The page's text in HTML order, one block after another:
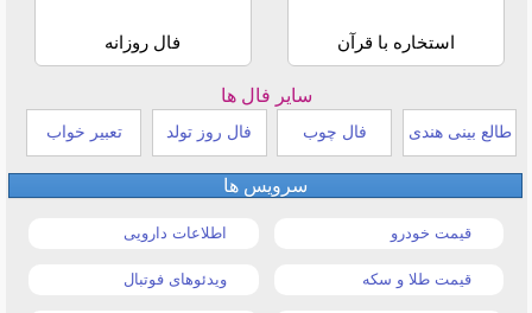
استخاره با قرآن فال روزانه
سایر فال ها
طالع بینی هندی فال چوب فال روز تولد تعبیر خواب
سرویس ها
قیمت خودرو اطلاعات دارویی
قیمت طلا و سکه ویدئوهای فوتبال